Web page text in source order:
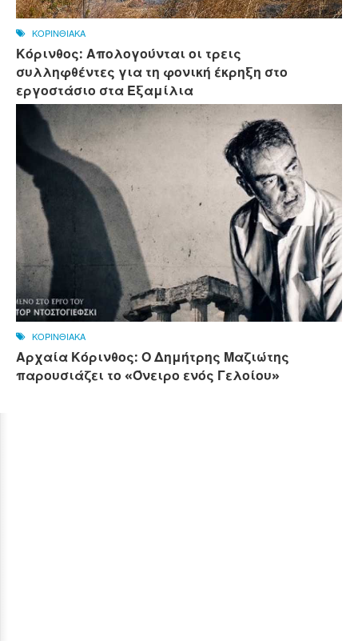
ΚΟΡΙΝΘΙΑΚΑ
Κόρινθος: Απολογούνται οι τρεις
συλληφθέντες για τη φονική έκρηξη στο
εργοστάσιο στα Εξαμίλια
ΚΟΡΙΝΘΙΑΚΑ
Αρχαία Κόρινθος: Ο Δημήτρης Μαζιώτης
παρουσιάζει το «Όνειρο ενός Γελοίου»